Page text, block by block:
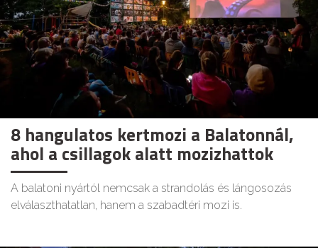
8 hangulatos kertmozi a Balatonnál,
ahol a csillagok alatt mozizhattok
A balatoni nyártól nemcsak a strandolás és lángosozás
elválaszthatatlan, hanem a szabadtéri mozi is.